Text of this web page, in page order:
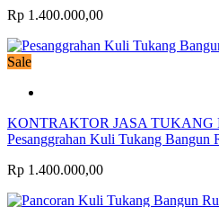
Rp 1.400.000,00
Sale
KONTRAKTOR JASA TUKANG
Pesanggrahan Kuli Tukang Bangun
Rp 1.400.000,00